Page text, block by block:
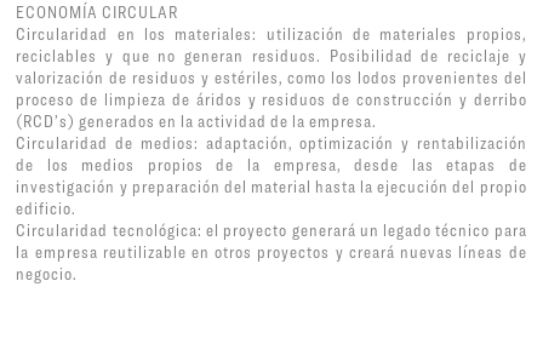
ECONOMÍA CIRCULAR
Circularidad en los materiales: utilización de materiales propios,
reciclables y que no generan residuos. Posibilidad de reciclaje y
valorización de residuos y estériles, como los lodos provenientes del
proceso de limpieza de áridos y residuos de construcción y derribo
(RCD’s) generados en la actividad de la empresa.
Circularidad de medios: adaptación, optimización y rentabilización
de los medios propios de la empresa, desde las etapas de
investigación y preparación del material hasta la ejecución del propio
edificio.
Circularidad tecnológica: el proyecto generará un legado técnico para
la empresa reutilizable en otros proyectos y creará nuevas líneas de
negocio.